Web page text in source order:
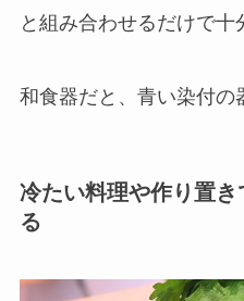
と組み合わせるだけで十
和食器だと、青い染付の
冷たい料理や作り置
る